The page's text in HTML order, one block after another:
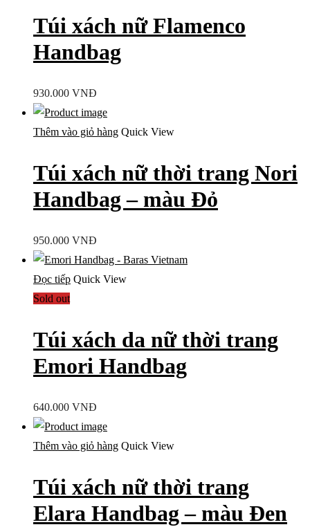
Túi xách nữ Flamenco
Handbag
930.000 VNĐ
Thêm vào giỏ hàng Quick View
Túi xách nữ thời trang Nori
Handbag – màu Đỏ
950.000 VNĐ
Đọc tiếp Quick View
Sold out
Túi xách da nữ thời trang
Emori Handbag
640.000 VNĐ
Thêm vào giỏ hàng Quick View
Túi xách nữ thời trang
Elara Handbag – màu Đen